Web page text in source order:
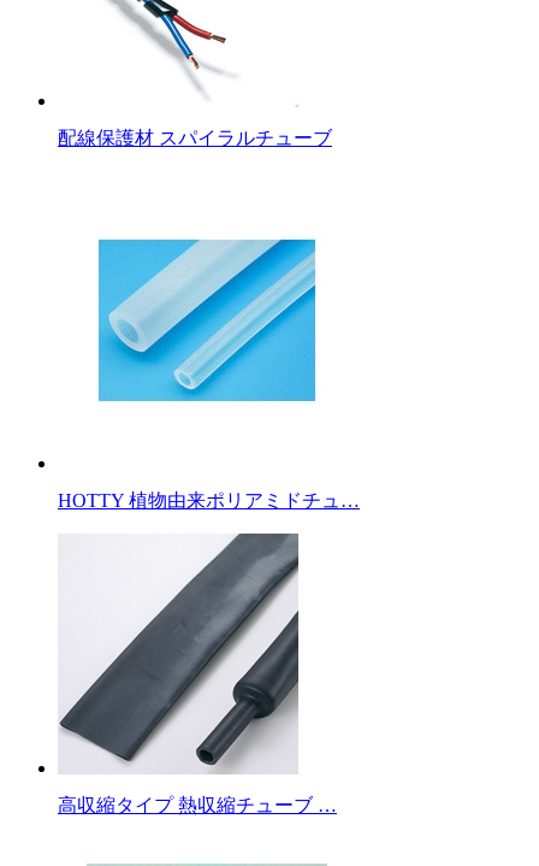
配線保護材 スパイラルチューブ
HOTTY 植物由来ポリアミドチュ…
高収縮タイプ 熱収縮チューブ …